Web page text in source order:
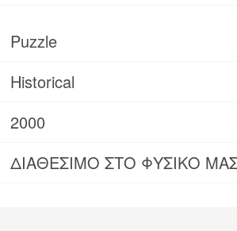
Puzzle
Historical
2000
ΔΙΑΘΕΣΙΜΟ ΣΤΟ ΦΥΣΙΚΟ